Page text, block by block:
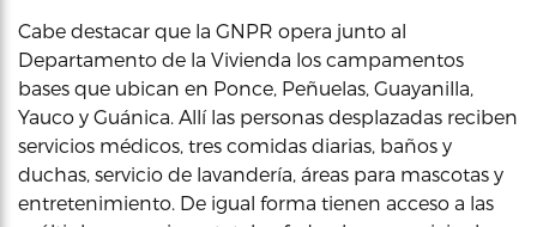
Cabe destacar que la GNPR opera junto al
Departamento de la Vivienda los campamentos
bases que ubican en Ponce, Peñuelas, Guayanilla,
Yauco y Guánica. Allí las personas desplazadas reciben
servicios médicos, tres comidas diarias, baños y
duchas, servicio de lavandería, áreas para mascotas y
entretenimiento. De igual forma tienen acceso a las